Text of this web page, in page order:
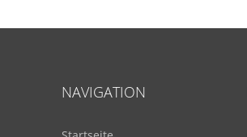
NAVIGATION